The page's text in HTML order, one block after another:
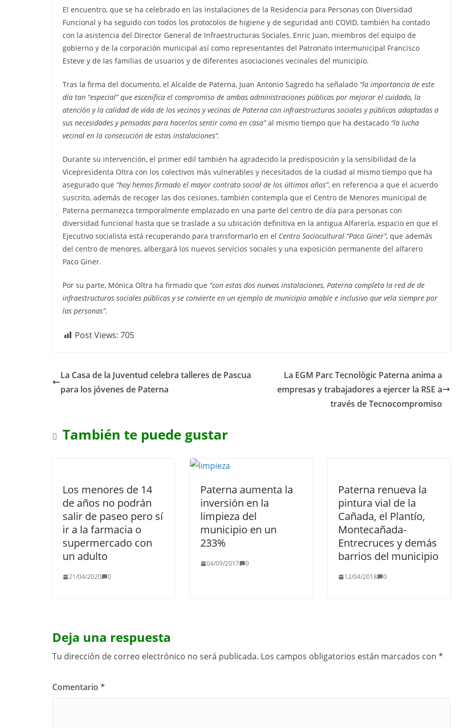
El encuentro, que se ha celebrado en las instalaciones de la Residencia para Personas con Diversidad
Funcional y ha seguido con todos los protocolos de higiene y de seguridad anti COVID, también ha contado
con la asistencia del Director General de Infraestructuras Sociales, Enric Juan, miembros del equipo de
gobierno y de la corporación municipal así como representantes del Patronato Intermunicipal Francisco
Esteve y de las familias de usuarios y de diferentes asociaciones vecinales del municipio.
Tras la firma del documento, el Alcalde de Paterna, Juan Antonio Sagredo ha señalado “la importancia de este
día tan “especial” que escenifica el compromiso de ambas administraciones públicas por mejorar el cuidado, la
atención y la calidad de vida de los vecinos y vecinas de Paterna con infraestructuras sociales y públicas adaptadas a
sus necesidades y pensadas para hacerlos sentir como en casa”al mismo tiempo que ha destacado “la lucha
vecinal en la consecución de estas instalaciones”.
Durante su intervención, el primer edil también ha agradecido la predisposición y la sensibilidad de la
Vicepresidenta Oltra con los colectivos más vulnerables y necesitados de la ciudad al mismo tiempo que ha
asegurado que “hoy hemos firmado el mayor contrato social de los últimos años”, en referencia a que el acuerdo
suscrito, además de recoger las dos cesiones, también contempla que el Centro de Menores municipal de
Paterna permanezca temporalmente emplazado en una parte del centro de día para personas con
diversidad funcional hasta que se traslade a su ubicación definitiva en la antigua Alfarería, espacio en que el
Ejecutivo socialista está recuperando para transformarlo en el Centro Sociocultural “Paco Giner”, que además
del centro de menores, albergará los nuevos servicios sociales y una exposición permanente del alfarero
Paco Giner.
Por su parte, Mónica Oltra ha firmado que “con estas dos nuevas instalaciones, Paterna completa la red de de
infraestructuras sociales públicas y se convierte en un ejemplo de municipio amable e inclusivo que vela siempre por
las personas”.
Post Views: 705
La Casa de la Juventud celebra talleres de Pascua
para los jóvenes de Paterna
La EGM Parc Tecnològic Paterna anima a
empresas y trabajadores a ejercer la RSE a
través de Tecnocompromiso
También te puede gustar
Los menores de 14
de años no podrán
salir de paseo pero sí
ir a la farmacia o
supermercado con
un adulto
21/04/2020 0
Paterna aumenta la
inversión en la
limpieza del
municipio en un
233%
04/09/2017 0
Paterna renueva la
pintura vial de la
Cañada, el Plantío,
Montecañada-
Entrecruces y demás
barrios del municipio
12/04/2018 0
Deja una respuesta
Tu dirección de correo electrónico no será publicada. Los campos obligatorios están marcados con *
Comentario *